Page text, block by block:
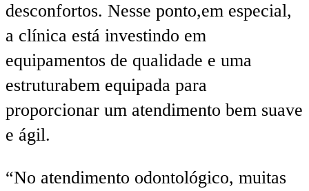
desconfortos. Nesse ponto,em especial,
a clínica está investindo em
equipamentos de qualidade e uma
estruturabem equipada para
proporcionar um atendimento bem suave
e ágil.
“No atendimento odontológico, muitas